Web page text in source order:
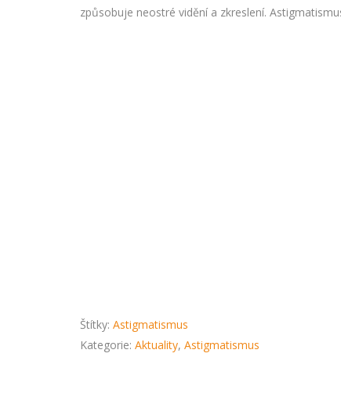
způsobuje neostré vidění a zkreslení.
Štítky: Astigmatismus
Kategorie: Aktuality, Astigmatismus